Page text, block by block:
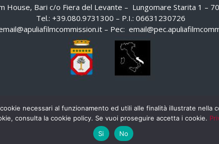
House, Bari c/o Fiera del Levante – Lungomare Starita 1 –
Tel.: +39.080.9731300 – P.I.: 06631230726
– Pec:
WHISTLEBLOWING
necessari al funzionamento ed utili alle finalità illustrate nella
consulta la cookie policy. Se vuoi proseguire accetta i cookie.
Si
No